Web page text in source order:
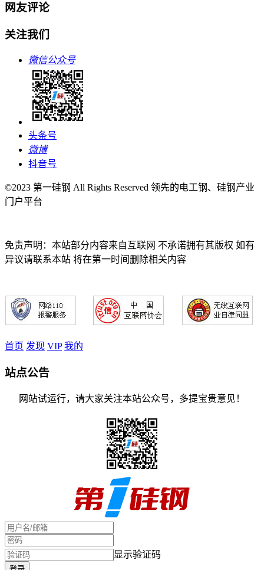
网友评论
关注我们
微信公众号
头条号
微博
抖音号
©2023 第一硅钢 All Rights Reserved 领先的电工钢、硅钢产业
门户平台
免责声明：本站部分内容来自互联网 不承诺拥有其版权 如有
异议请联系本站 将在第一时间删除相关内容
首页 发现 VIP 我的
站点公告
网站试运行，请大家关注本站公众号，多提宝贵意见！
显示验证码